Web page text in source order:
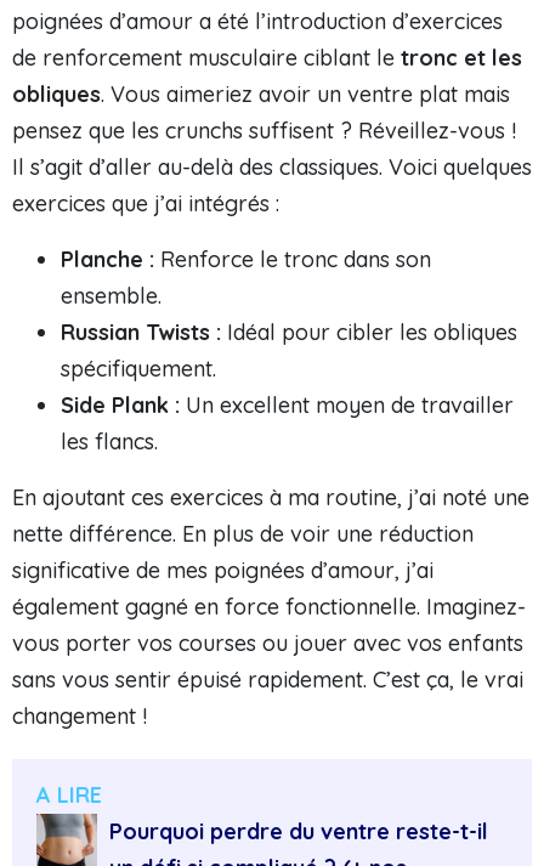
poignées d’amour a été l’introduction d’exercices
de renforcement musculaire ciblant le tronc et les
obliques. Vous aimeriez avoir un ventre plat mais
pensez que les crunchs suffisent ? Réveillez-vous !
Il s’agit d’aller au-delà des classiques. Voici quelques
exercices que j’ai intégrés :
Planche : Renforce le tronc dans son
ensemble.
Russian Twists : Idéal pour cibler les obliques
spécifiquement.
Side Plank : Un excellent moyen de travailler
les flancs.
En ajoutant ces exercices à ma routine, j’ai noté une
nette différence. En plus de voir une réduction
significative de mes poignées d’amour, j’ai
également gagné en force fonctionnelle. Imaginez-
vous porter vos courses ou jouer avec vos enfants
sans vous sentir épuisé rapidement. C’est ça, le vrai
changement !
A LIRE
Pourquoi perdre du ventre reste-t-il